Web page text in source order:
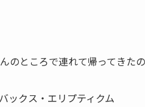
のところで連れて帰ってきたの
ックス・エリプティクム